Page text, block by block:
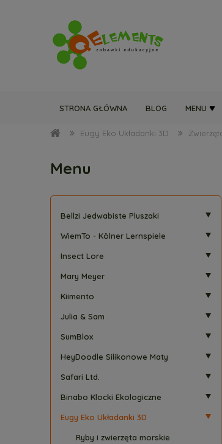
STRONA GŁÓWNA BLOG MENU
Eugy Eko Układanki 3D
Menu
Bellzi Jedwabiste Pluszaki
WiemTo - Kölner Lernspiele
Insect Lore
Mary Meyer
Kiimento
Julia & Sam
SumBlox
HeyDoodle Silikonowe Maty
Safari Ltd.
Binabo Klocki Ekologiczne
Eugy Eko Układanki 3D
Ryby i zwierzęta morskie